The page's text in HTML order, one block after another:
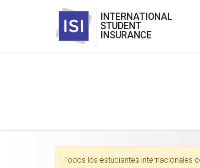
INTERNATIONAL
STUDENT
INSURANCE
Todos los estudiantes internacionales